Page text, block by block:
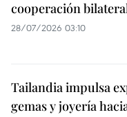
cooperación
28/07/2026 03:10
Tailandia impulsa
gemas y joyería